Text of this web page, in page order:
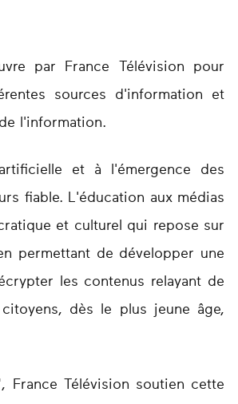
par France Télévision pour
sources d'information et
l'information.
et à l'émergence des
fiable. L'éducation aux médias
et culturel qui repose sur
permettant de développer une
les contenus relayant de
dès le plus jeune âge,
Télévision soutien cette